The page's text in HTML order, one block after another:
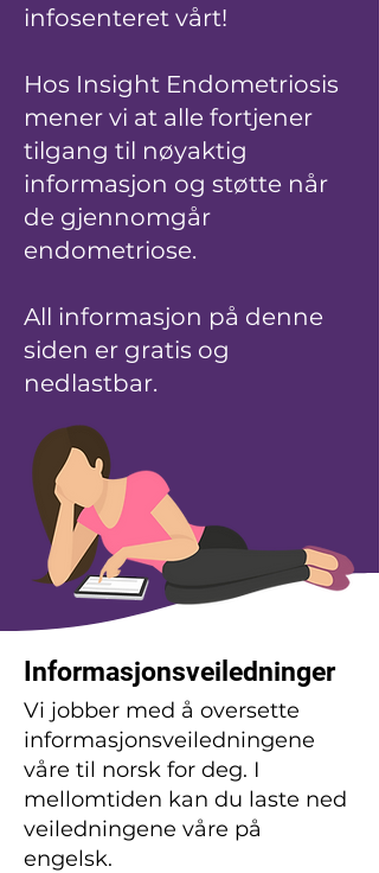
infosenteret vårt!
Hos Insight Endometriosis
mener vi at alle fortjener
tilgang til nøyaktig
informasjon og støtte når
de gjennomgår
endometriose.
All informasjon på denne
siden er gratis og
nedlastbar.
Informasjonsveiledninger
Vi jobber med å oversette
informasjonsveiledningene
våre til norsk for deg. I
mellomtiden kan du laste ned
veiledningene våre på
engelsk.